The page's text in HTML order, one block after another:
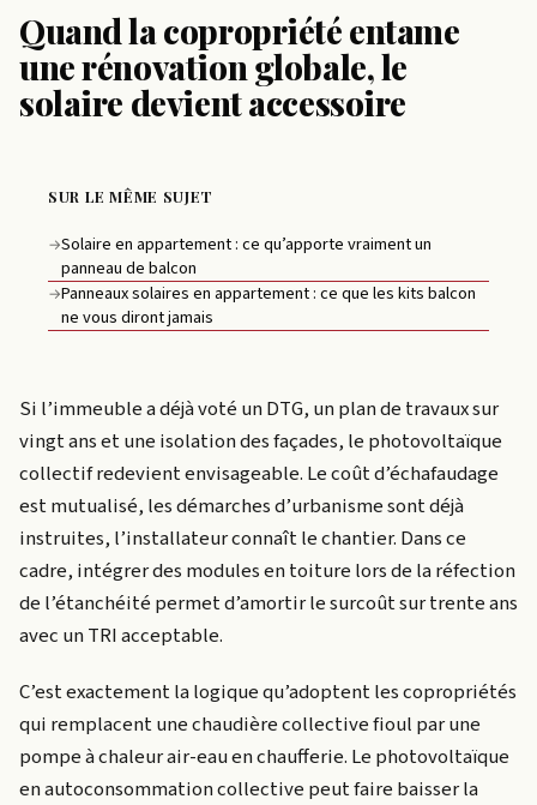
Quand la copropriété entame
une rénovation globale, le
solaire devient accessoire
SUR LE MÊME SUJET
→Solaire en appartement : ce qu’apporte vraiment un
panneau de balcon
→Panneaux solaires en appartement : ce que les kits balcon
ne vous diront jamais
Si l’immeuble a déjà voté un DTG, un plan de travaux sur
vingt ans et une isolation des façades, le photovoltaïque
collectif redevient envisageable. Le coût d’échafaudage
est mutualisé, les démarches d’urbanisme sont déjà
instruites, l’installateur connaît le chantier. Dans ce
cadre, intégrer des modules en toiture lors de la réfection
de l’étanchéité permet d’amortir le surcoût sur trente ans
avec un TRI acceptable.
C’est exactement la logique qu’adoptent les copropriétés
qui remplacent une chaudière collective fioul par une
pompe à chaleur air-eau en chaufferie. Le photovoltaïque
en autoconsommation collective peut faire baisser la